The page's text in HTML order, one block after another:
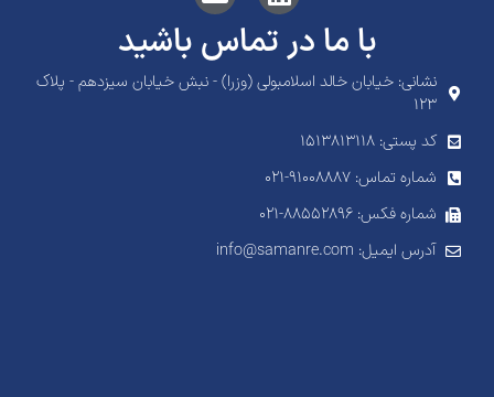
با ما در تماس باشید
نشانی: خیابان خالد اسلامبولی (وزرا) - نبش خیابان سیزدهم - پلاک
۱۲۳
کد پستی: 1513813118
شماره تماس: ۹۱۰۰۸۸۸۷-۰۲۱
شماره فکس: ۸۸۵۵۲۸۹۶-۰۲۱
آدرس ایمیل: info@samanre.com